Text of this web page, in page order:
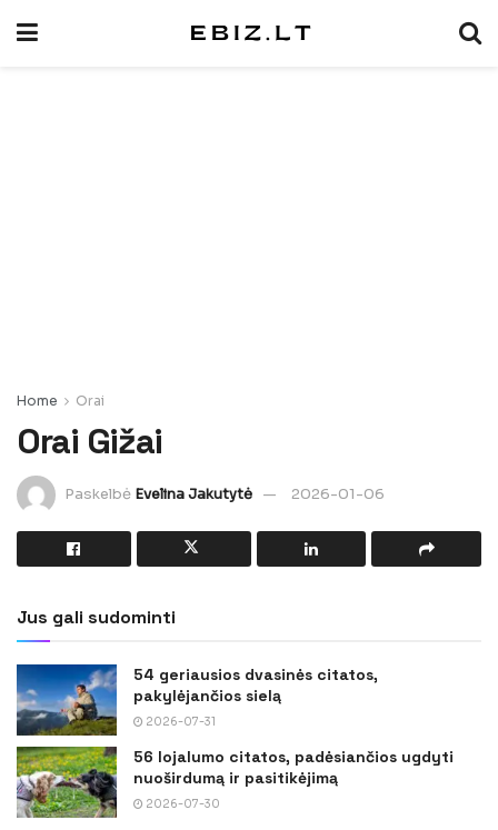
Home Orai
Orai Gižai
Paskelbė Evelina Jakutytė 2026-01-06
Jus gali sudominti
54 geriausios dvasinės citatos,
pakylėjančios sielą
2026-07-31
56 lojalumo citatos, padėsiančios ugdyti
nuoširdumą ir pasitikėjimą
2026-07-30